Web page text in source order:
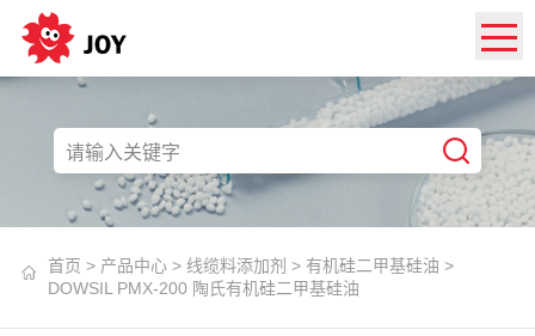
首页 > 产品中心 > 线缆料添加剂 > 有机硅二甲基硅油 >
DOWSIL PMX-200 陶氏有机硅二甲基硅油